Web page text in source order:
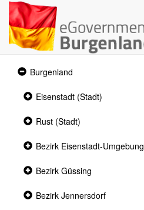
Expanded
section
Burgenland
Collapsed
Eisenstadt (Stadt)
Collapsed
section
Rust (Stadt)
Collapsed
Bezirk Eisenstadt-Umgebung
Collapsed
Bezirk Güssing
Collapsed
Bezirk Jennersdorf